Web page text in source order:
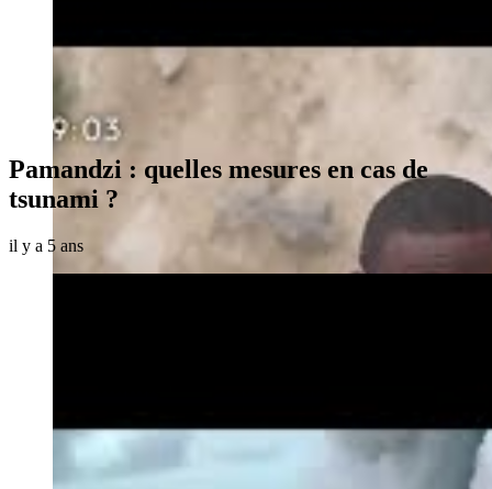
Pamandzi : quelles mesures en cas de
tsunami ?
il y a 5 ans